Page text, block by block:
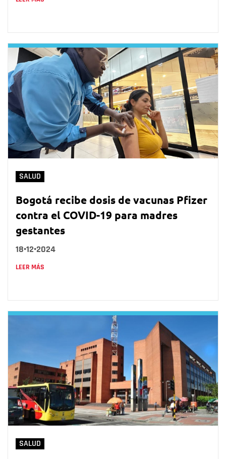
SALUD
Bogotá recibe dosis de vacunas Pfizer
contra el COVID-19 para madres
gestantes
18•12•2024
LEER MÁS
SALUD